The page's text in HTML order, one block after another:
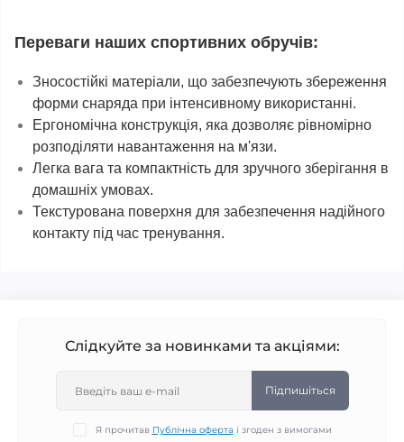
Переваги наших спортивних обручів:
Зносостійкі матеріали, що забезпечують збереження
форми снаряда при інтенсивному використанні.
Ергономічна конструкція, яка дозволяє рівномірно
розподіляти навантаження на м'язи.
Легка вага та компактність для зручного зберігання в
домашніх умовах.
Текстурована поверхня для забезпечення надійного
контакту під час тренування.
Слідкуйте за новинками та акціями:
Підпишіться
Я прочитав Публічна оферта і згоден з вимогами